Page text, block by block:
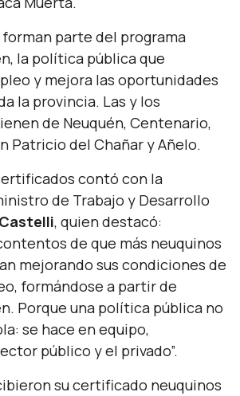
parte del programa
la política pública que
y mejora las oportunidades
la provincia. Las y los
de Neuquén, Centenario,
Patricio del Chañar y Añelo.
contó con la
de Trabajo y Desarrollo
, quien destacó:
de que más neuquinos
mejorando sus condiciones de
formándose a partir de
Porque una política pública no
se hace en equipo,
público y el privado”.
su certificado neuquinos